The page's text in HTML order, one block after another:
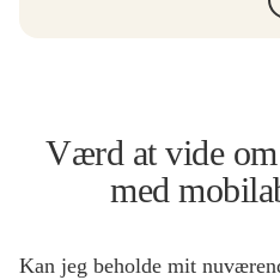
Værd at vide
med
Kan jeg beholde mit